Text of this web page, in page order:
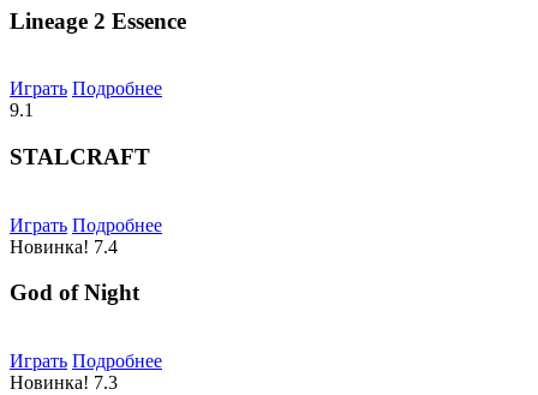
Lineage 2 Essence
Играть Подробнее
9.1
STALCRAFT
Играть Подробнее
Новинка! 7.4
God of Night
Играть Подробнее
Новинка! 7.3